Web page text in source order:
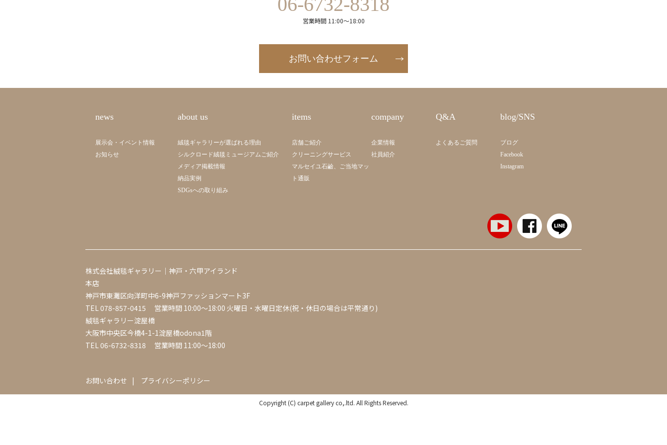
営業時間 11:00～18:00
お問い合わせフォーム
news
展示会・イベント情報
お知らせ
about us
絨毯ギャラリーが選ばれる理由
シルクロード絨毯ミュージアムご紹介
メディア掲載情報
納品実例
SDGsへの取り組み
items
店舗ご紹介
クリーニングサービス
マルセイユ石鹼、ご当地マッ
ト通販
company
企業情報
社員紹介
Q&A
よくあるご質問
blog/SNS
ブログ
Facebook
Instagram
株式会社絨毯ギャラリー｜神戸・六甲アイランド
本店
神戸市東灘区向洋町中6-9神戸ファッションマート3F
TEL078-857-0415 営業時間 10:00～18:00 火曜日・水曜日定休(祝・休日の場合は平常通り)
絨毯ギャラリー淀屋橋
大阪市中央区今橋4-1-1淀屋橋odona1階
TEL06-6732-8318 営業時間 11:00～18:00
お問い合わせ プライバシーポリシー
Copyright (C) carpet gallery co,.ltd. All Rights Reserved.